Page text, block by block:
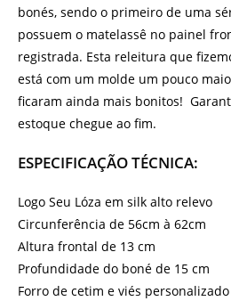
bonés, sendo o primeiro de uma
possuem o matelassê no painel
registrada. Esta releitura que
está com um molde um pouco
ficaram ainda mais bonitos!
estoque chegue ao fim.
ESPECIFICAÇÃO TÉCNICA:
Logo Seu Lóza em silk alto relevo
Circunferência de 56cm à 62cm
Altura frontal de 13 cm
Profundidade do boné de 15 cm
Forro de cetim e viés personalizado